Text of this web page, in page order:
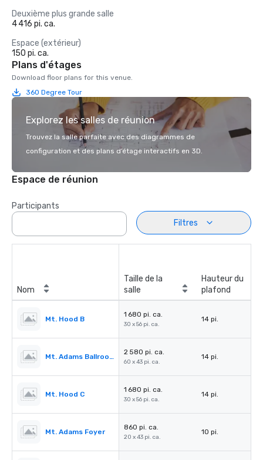
Deuxième plus grande salle
4 416 pi. ca.
Espace (extérieur)
150 pi. ca.
Plans d'étages
Download floor plans for this venue.
360 Degree Tour
Explorez les salles de réunion
Trouvez la salle parfaite avec des diagrammes de
configuration et des plans d’étage interactifs en 3D.
Espace de réunion
Participants
Filtres
Nom
Taille de la
salle
Hauteur du
plafond
Mt. Hood B
1 680 pi. ca.
30 x 56 pi. ca.
14 pi.
Mt. Adams Ballroom
2 580 pi. ca.
60 x 43 pi. ca.
14 pi.
Mt. Hood C
1 680 pi. ca.
30 x 56 pi. ca.
14 pi.
Mt. Adams Foyer
860 pi. ca.
20 x 43 pi. ca.
10 pi.